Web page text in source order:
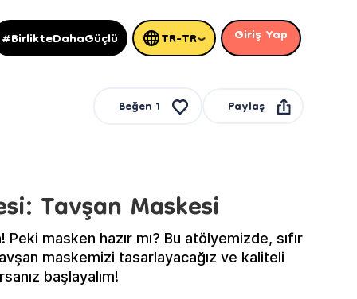
#BirlikteDahaGüçlü TR-TR Giriş Yap
Beğen1 Paylaş
Tavşan Maskesi
masken hazır mı? Bu atölyemizde, sıfır
maskemizi tasarlayacağız ve kaliteli
başlayalım!